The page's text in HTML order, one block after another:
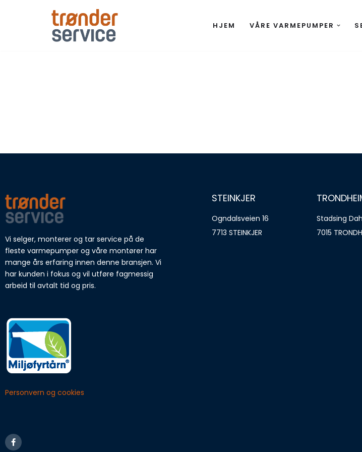
HJEM VÅRE VARMEPUMPER
Vi selger, monterer og tar service på de
fleste varmepumper og våre montører har
mange års erfaring innen denne bransjen. Vi
har kunden i fokus og vil utføre fagmessig
arbeid til avtalt tid og pris.
Personvern og cookies
STEINKJER
Ogndalsveien 16
7713 STEINKJER
Stadsing
7015